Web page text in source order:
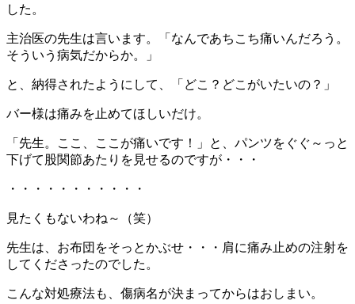
した。
主治医の先生は言います。「なんであちこち痛いんだろう。
そういう病気だからか。」
と、納得されたようにして、「どこ？どこがいたいの？」
バー様は痛みを止めてほしいだけ。
「先生。ここ、ここが痛いです！」と、パンツをぐぐ～っと
下げて股関節あたりを見せるのですが・・・
・・・・・・・・・・・
見たくもないわね～（笑）
先生は、お布団をそっとかぶせ・・・肩に痛み止めの注射を
してくださったのでした。
こんな対処療法も、傷病名が決まってからはおしまい。